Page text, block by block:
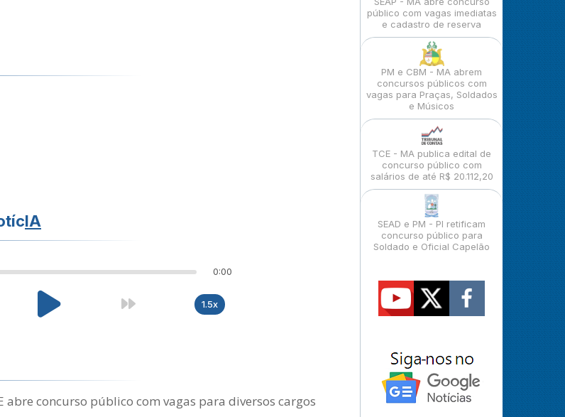
IA
0:00
1.5x
abre concurso público com vagas para diversos cargos
público com vagas imediatas
e cadastro de reserva
PM e CBM - MA abrem
concursos públicos com
vagas para Praças, Soldados
e Músicos
TCE - MA publica edital de
concurso público com
salários de até R$ 20.112,20
SEAD e PM - PI retificam
concurso público para
Soldado e Oficial Capelão